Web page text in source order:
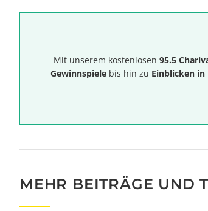
Mit unserem kostenlosen 95.5
Gewinnspiele bis hin zu Einblicken in
MEHR BEITRÄGE UND